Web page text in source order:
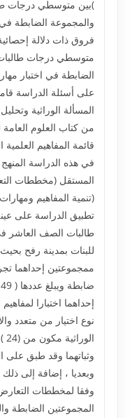
)بين متوسطي درجات
والمجموعة الضابطة في
متوسطي درجات طالبات
الضابطة في اختبار
على أسئلة الدراسة
المسألة الوراثية
من كتاب العلوم
قائمة المفاهيم
في هذه الدراسة المنهج
المستقل (مخططات
(تنمية المفاهيم
طالبات الصف العاشر
للبنات بمدينة رفح
نوع اختيار من متعدد
وثباتهما وقد طبق على
وبعديا ، إضافة إلى ذلك
وفقا لمخططات
المجموعتين الضابطة